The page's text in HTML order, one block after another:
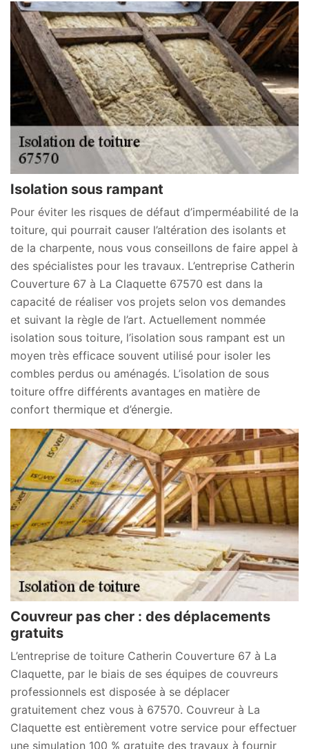
Isolation sous rampant
Pour éviter les risques de défaut d’imperméabilité de la
toiture, qui pourrait causer l’altération des isolants et
de la charpente, nous vous conseillons de faire appel à
des spécialistes pour les travaux. L’entreprise Catherin
Couverture 67 à La Claquette 67570 est dans la
capacité de réaliser vos projets selon vos demandes
et suivant la règle de l’art. Actuellement nommée
isolation sous toiture, l’isolation sous rampant est un
moyen très efficace souvent utilisé pour isoler les
combles perdus ou aménagés. L’isolation de sous
toiture offre différents avantages en matière de
confort thermique et d’énergie.
Couvreur pas cher : des déplacements
gratuits
L’entreprise de toiture Catherin Couverture 67 à La
Claquette, par le biais de ses équipes de couvreurs
professionnels est disposée à se déplacer
gratuitement chez vous à 67570. Couvreur à La
Claquette est entièrement votre service pour effectuer
une simulation 100 % gratuite des travaux à fournir